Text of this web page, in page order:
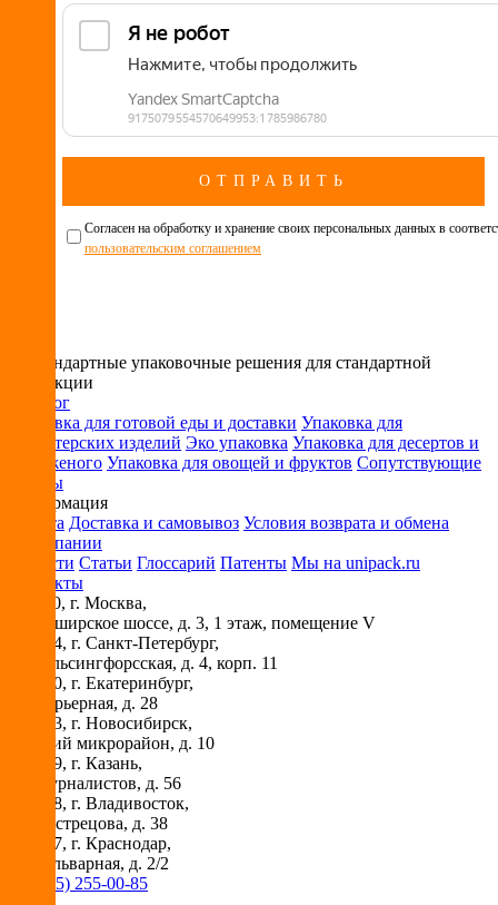
Cогласен на обработку и хранение своих персональных данных в
пользовательским соглашением
Нестандартные упаковочные решения для стандартной
продукции
Каталог
Упаковка для готовой еды и доставки Упаковка для
кондитерских изделий Эко упаковка Упаковка для десертов и
мороженого Упаковка для овощей и фруктов Сопутствующие
товары
Информация
Оплата Доставка и самовывоз Условия возврата и обмена
О компании
Новости Статьи Глоссарий Патенты Мы на unipack.ru
Контакты
115230, г. Москва,
ул. Каширское шоссе, д. 3, 1 этаж, помещение V
194044, г. Санкт-Петербург,
ул. Гельсингфорсская, д. 4, корп. 11
620030, г. Екатеринбург,
ул. Карьерная, д. 28
630073, г. Новосибирск,
Горский микрорайон, д. 10
420029, г. Казань,
ул. Журналистов, д. 56
690018, г. Владивосток,
ул. Вострецова, д. 38
350087, г. Краснодар,
ул. Бульварная, д. 2/2
+7 (495) 255-00-85